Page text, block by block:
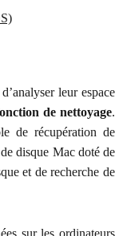
leur espace
de nettoyage.
de récupération de
disque Mac doté de
et de recherche de
sur les ordinateurs